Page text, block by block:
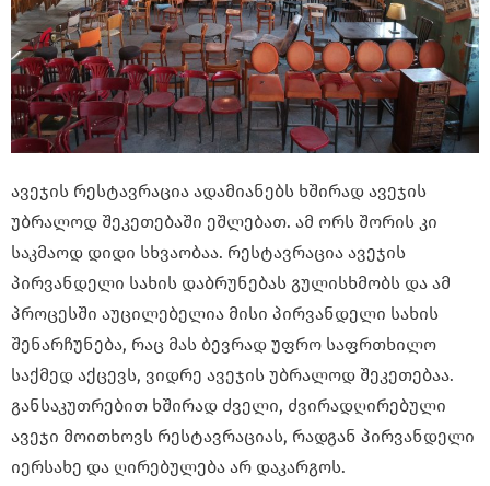
ავეჯის რესტავრაცია ადამიანებს ხშირად ავეჯის
უბრალოდ შეკეთებაში ეშლებათ. ამ ორს შორის კი
საკმაოდ დიდი სხვაობაა. რესტავრაცია ავეჯის
პირვანდელი სახის დაბრუნებას გულისხმობს და ამ
პროცესში აუცილებელია მისი პირვანდელი სახის
შენარჩუნება, რაც მას ბევრად უფრო საფრთხილო
საქმედ აქცევს, ვიდრე ავეჯის უბრალოდ შეკეთებაა.
განსაკუთრებით ხშირად ძველი, ძვირადღირებული
ავეჯი მოითხოვს რესტავრაციას, რადგან პირვანდელი
იერსახე და ღირებულება არ დაკარგოს.